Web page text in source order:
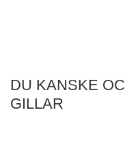
DU KANSKE
GILLAR